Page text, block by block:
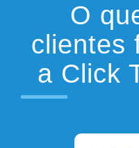
O
clientes
a Click